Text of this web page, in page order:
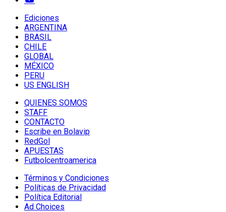
Ediciones
ARGENTINA
BRASIL
CHILE
GLOBAL
MÉXICO
PERU
US ENGLISH
QUIENES SOMOS
STAFF
CONTACTO
Escribe en Bolavip
RedGol
APUESTAS
Futbolcentroamerica
Términos y Condiciones
Políticas de Privacidad
Política Editorial
Ad Choices